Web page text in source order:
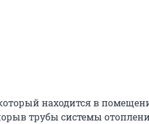
находится в
трубы системы